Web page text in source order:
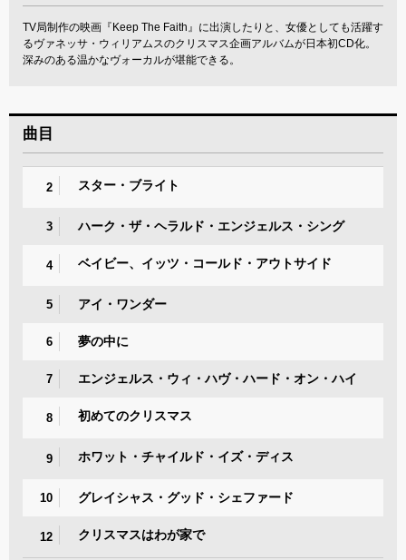
TV局制作の映画『Keep The Faith』に出演したりと、女優としても活躍す
るヴァネッサ・ウィリアムスのクリスマス企画アルバムが日本初CD化。
深みのある温かなヴォーカルが堪能できる。
曲目
2 スター・ブライト
3 ハーク・ザ・ヘラルド・エンジェルス・シング
4 ベイビー、イッツ・コールド・アウトサイド
5 アイ・ワンダー
6 夢の中に
7 エンジェルス・ウィ・ハヴ・ハード・オン・ハイ
8 初めてのクリスマス
9 ホワット・チャイルド・イズ・ディス
10 グレイシャス・グッド・シェファード
12 クリスマスはわが家で